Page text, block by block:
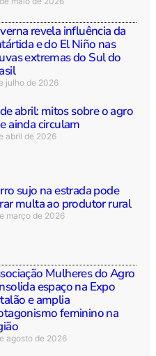
revela influência da
e do El Niño nas
extremas do Sul do
julho de 2026
de abril: mitos sobre o agro
ainda circulam
abril de 2026
sujo na estrada pode
multa ao produtor rural
março de 2026
Mulheres do Agro
espaço na Expo
e amplia
feminino na
agosto de 2026